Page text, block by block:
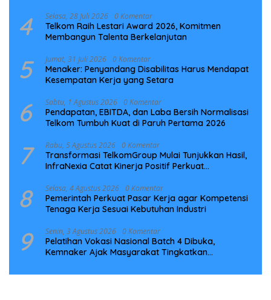
4 Selasa, 28 Juli 2026 0 Komentar
Telkom Raih Lestari Award 2026, Komitmen
Membangun Talenta Berkelanjutan
5 Jumat, 31 Juli 2026 0 Komentar
Menaker: Penyandang Disabilitas Harus Mendapat
Kesempatan Kerja yang Setara
6 Sabtu, 1 Agustus 2026 0 Komentar
Pendapatan, EBITDA, dan Laba Bersih Normalisasi
Telkom Tumbuh Kuat di Paruh Pertama 2026
7 Rabu, 5 Agustus 2026 0 Komentar
Transformasi TelkomGroup Mulai Tunjukkan Hasil,
InfraNexia Catat Kinerja Positif Perkuat
8 Selasa, 4 Agustus 2026 0 Komentar
Pemerintah Perkuat Pasar Kerja agar Kompetensi
Tenaga Kerja Sesuai Kebutuhan Industri
9 Senin, 3 Agustus 2026 0 Komentar
Pelatihan Vokasi Nasional Batch 4 Dibuka,
Kemnaker Ajak Masyarakat Tingkatkan